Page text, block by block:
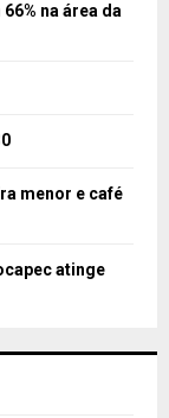
na área da
menor e café
atinge